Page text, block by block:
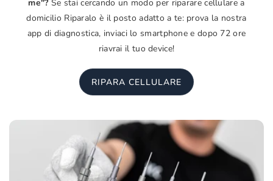
me"?Se stai cercando un modo per riparare cellulare a
domicilio Riparalo è il posto adatto a te: prova la nostra
app di diagnostica, inviaci lo smartphone e dopo 72 ore
riavrai il tuo device!
RIPARA CELLULARE